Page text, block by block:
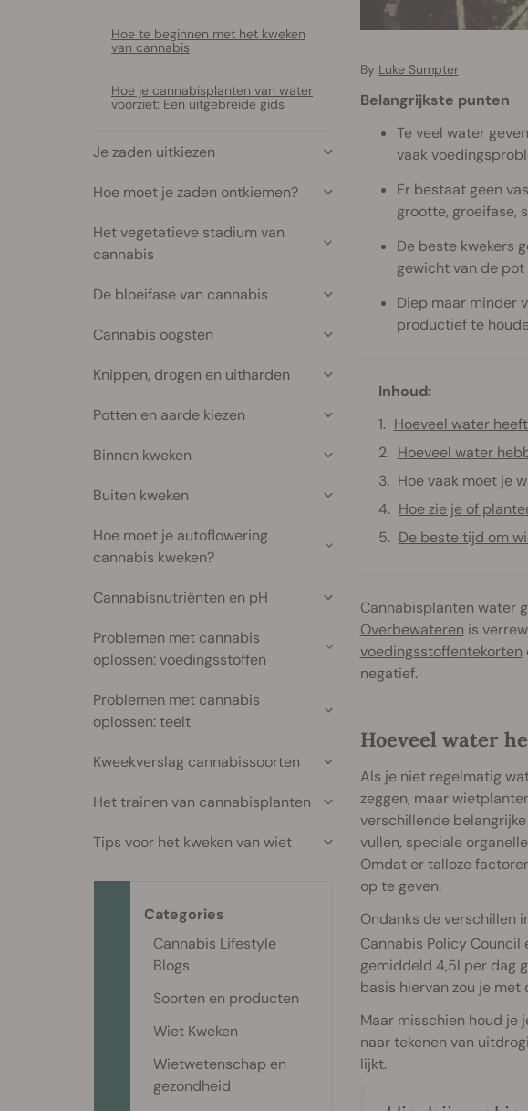
By Luke Sumpter
Belangrijkste punten
Te veel water
vaak
Er bestaat geen
grootte, groeifase,
De beste kwekers
gewicht van de
Diep maar minder
productief te
Inhoud:
Hoeveel water
Hoeveel water
Hoe vaak moet je
Hoe zie je of
De beste tijd om
Cannabisplanten water
Overbewateren is
voedingsstoffentekorten
negatief.
Hoeveel water
Als je niet regelmatig
zeggen, maar
verschillende
vullen, speciale
Omdat er talloze
op te geven.
Ondanks de verschillen
Cannabis Policy Council
gemiddeld 4,5l per dag
basis hiervan zou je
Maar misschien houd je
naar tekenen van
lijkt.
Hoe te beginnen met het kweken
van cannabis
Hoe je cannabisplanten van water
voorziet: Een uitgebreide gids
Je zaden uitkiezen
Hoe moet je zaden ontkiemen?
Het vegetatieve stadium van
cannabis
De bloeifase van cannabis
Cannabis oogsten
Knippen, drogen en uitharden
Potten en aarde kiezen
Binnen kweken
Buiten kweken
Hoe moet je autoflowering
cannabis kweken?
Cannabisnutriënten en pH
Problemen met cannabis
oplossen: voedingsstoffen
Problemen met cannabis
oplossen: teelt
Kweekverslag cannabissoorten
Het trainen van cannabisplanten
Tips voor het kweken van wiet
Categories
Cannabis Lifestyle
Blogs
Soorten en producten
Wiet Kweken
Wietwetenschap en
gezondheid